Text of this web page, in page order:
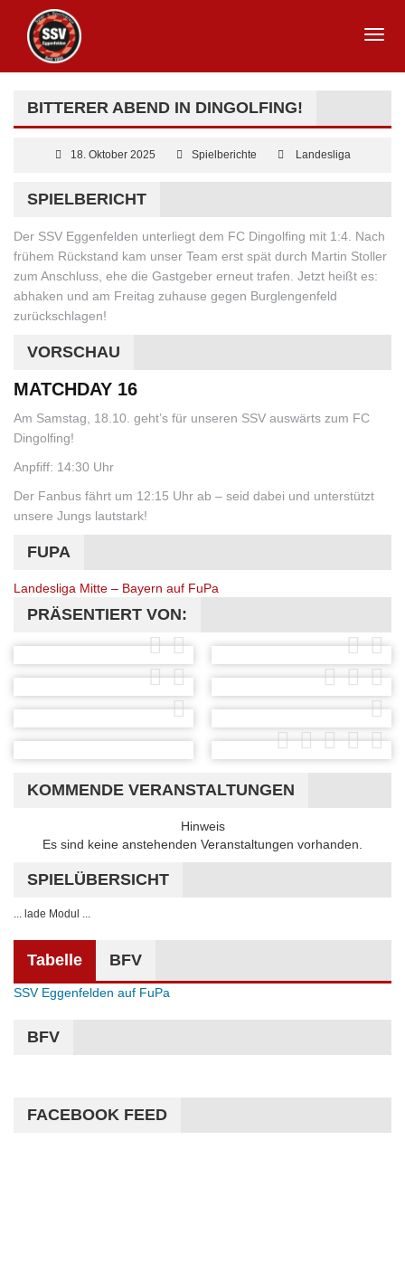
BITTERER ABEND IN DINGOLFING!
18. Oktober 2025 Spielberichte Landesliga
SPIELBERICHT
Der SSV Eggenfelden unterliegt dem FC Dingolfing mit 1:4. Nach
frühem Rückstand kam unser Team erst spät durch Martin Stoller
zum Anschluss, ehe die Gastgeber erneut trafen. Jetzt heißt es:
abhaken und am Freitag zuhause gegen Burglengenfeld
zurückschlagen!
VORSCHAU
MATCHDAY 16
Am Samstag, 18.10. geht’s für unseren SSV auswärts zum FC
Dingolfing!
Anpfiff: 14:30 Uhr
Der Fanbus fährt um 12:15 Uhr ab – seid dabei und unterstützt
unsere Jungs lautstark!
FUPA
Landesliga Mitte – Bayern auf FuPa
PRÄSENTIERT VON:
KOMMENDE VERANSTALTUNGEN
Hinweis
Es sind keine anstehenden Veranstaltungen vorhanden.
SPIELÜBERSICHT
... lade Modul ...
Tabelle BFV
SSV Eggenfelden auf FuPa
BFV
FACEBOOK FEED